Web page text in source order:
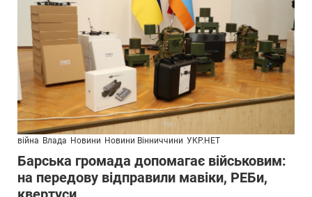
війна Влада Новини Новини Вінниччини УКР.НЕТ
Барська громада допомагає військовим:
на передову відправили мавіки, РЕБи,